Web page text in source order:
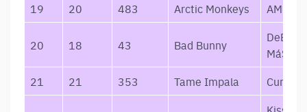
19 20 483 Arctic Monkeys AM
20 18 43 Bad Bunny
DeBÍ
MáS
21
21 353 Tame Impala